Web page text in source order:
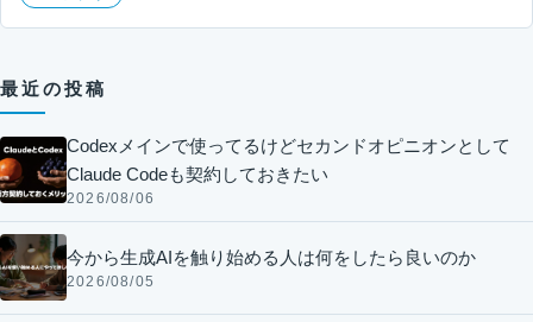
最近の投稿
Codexメインで使ってるけどセカンドオピニオンとして
Claude Codeも契約しておきたい
2026/08/06
今から生成AIを触り始める人は何をしたら良いのか
2026/08/05